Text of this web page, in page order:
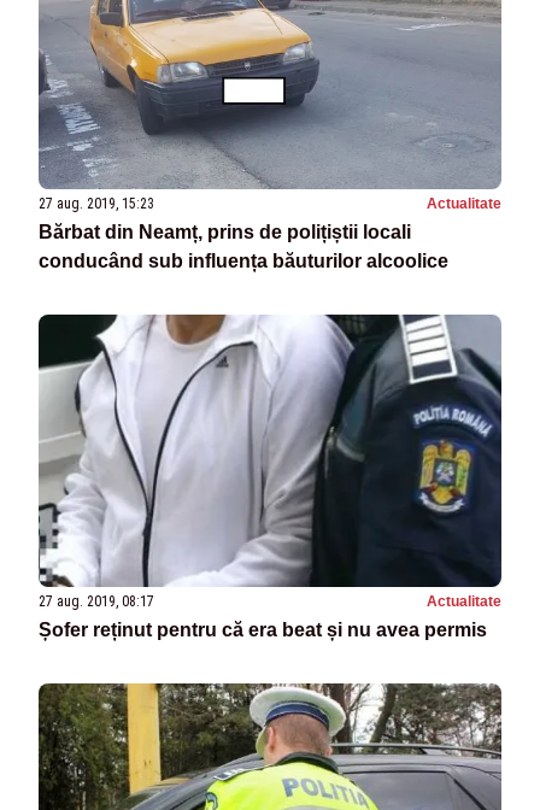
27 aug. 2019, 15:23 Actualitate
Bărbat din Neamț, prins de polițiștii locali
conducând sub influența băuturilor alcoolice
27 aug. 2019, 08:17 Actualitate
Șofer reținut pentru că era beat și nu avea permis